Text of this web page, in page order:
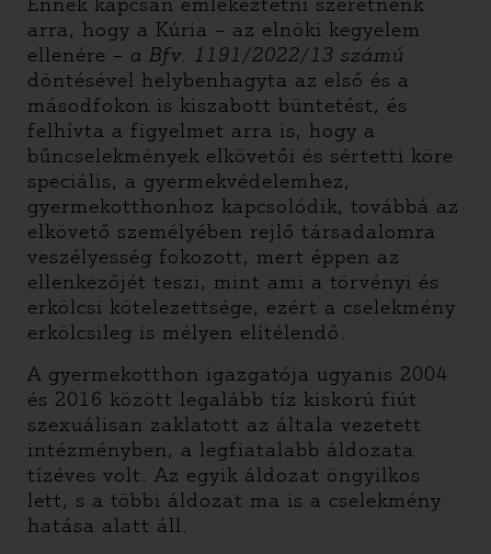
arra, hogy a Kúria – az elnöki kegyelem
ellenére – a Bfv. 1191/2022/13 számú
döntésével helybenhagyta az első és a
másodfokon is kiszabott büntetést, és
felhívta a figyelmet arra is, hogy a
bűncselekmények elkövetői és sértetti köre
speciális, a gyermekvédelemhez,
gyermekotthonhoz kapcsolódik, továbbá az
elkövető személyében rejlő társadalomra
veszélyesség fokozott, mert éppen az
ellenkezőjét teszi, mint ami a törvényi és
erkölcsi kötelezettsége, ezért a cselekmény
erkölcsileg is mélyen elítélendő.
A gyermekotthon igazgatója ugyanis 2004
és 2016 között legalább tíz kiskorú fiút
szexuálisan zaklatott az általa vezetett
intézményben, a legfiatalabb áldozata
tízéves volt. Az egyik áldozat öngyilkos
lett, s a többi áldozat ma is a cselekmény
hatása alatt áll.